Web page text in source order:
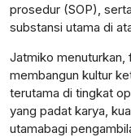
prosedur (SOP), serta
substansi utama di
Jatmiko menuturkan,
membangun kultur
terutama di tingkat
yang padat karya,
utamabagi